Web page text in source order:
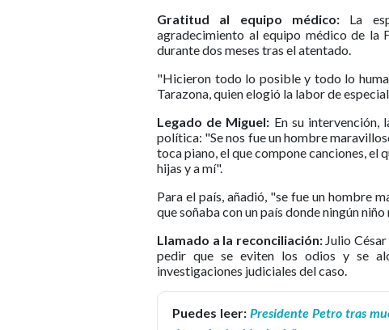
Gratitud al equipo médico: La
agradecimiento al equipo médico de la
durante dos meses tras el atentado.
"Hicieron todo lo posible y todo lo
Tarazona, quien elogió la labor de
Legado de Miguel: En su
política: "Se nos fue un hombre
toca piano, el que compone canciones, el
hijas y a mí".
Para el país, añadió, "se fue un hombre
que soñaba con un país donde ningún
Llamado a la reconciliación:Julio
pedir que se eviten los odios y se
investigaciones judiciales del caso.
Puedes leer: Presidente Petro tras